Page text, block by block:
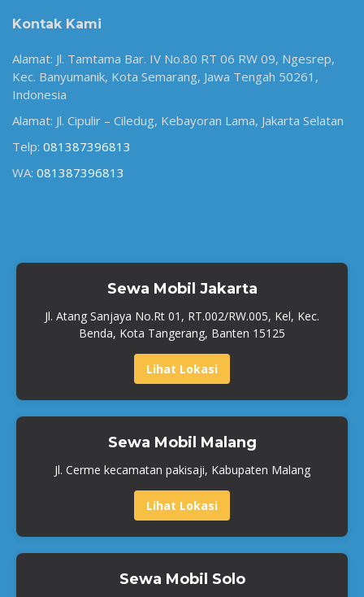
Kontak Kami
Alamat: Jl. Tamtama Bar. IV No.80 RT 06 RW 09, Ngesrep,
Kec. Banyumanik, Kota Semarang, Jawa Tengah 50261,
Indonesia
Alamat: Jl. Cipulir – Ciledug, Kebayoran Lama, Jakarta Selatan
Telp: 081387396813
WA: 081387396813
Sewa Mobil Jakarta
Jl. Atang Sanjaya No.Rt 01, RT.002/RW.005, Kel, Kec.
Benda, Kota Tangerang, Banten 15125
Lihat Lokasi
Sewa Mobil Malang
Jl. Cerme kecamatan pakisaji, Kabupaten Malang
Lihat Lokasi
Sewa Mobil Solo